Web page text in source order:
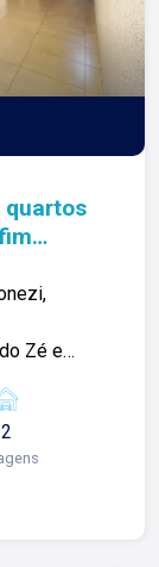
quartos
Zé e
social; -
-
-
2